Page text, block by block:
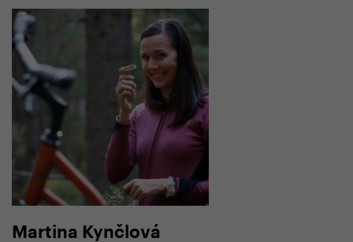
Martina Kynčlová